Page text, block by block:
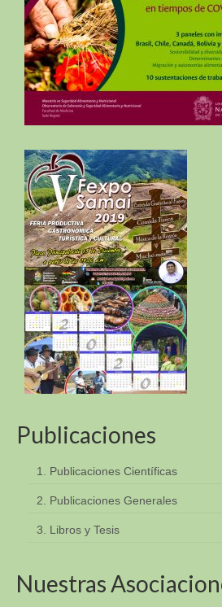
Publicaciones
1. Publicaciones Científicas
2. Publicaciones Generales
3. Libros y Tesis
Nuestras